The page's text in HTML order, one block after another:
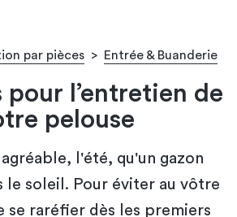
par pièces > Entrée & Buanderie
pour l’entretien de
pelouse
l'été, qu'un gazon
le soleil. Pour éviter au vôtre
se raréfier dès les premiers